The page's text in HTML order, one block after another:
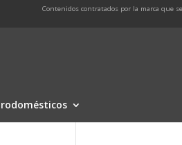
Contenidos contratados por la marca que